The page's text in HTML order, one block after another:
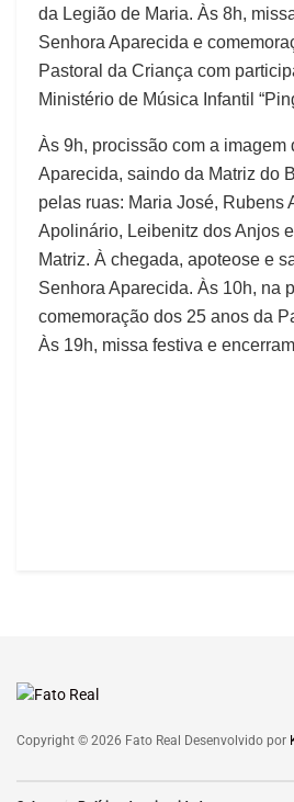
da Legião de Maria. Às 8h,
Senhora Aparecida e
Pastoral da Criança com
Ministério de Música Infantil
Às 9h, procissão com a imagem
Aparecida, saindo da Matriz do
pelas ruas: Maria José, Rubens
Apolinário, Leibenitz dos Anjos
Matriz. À chegada, apoteose e
Senhora Aparecida. Às 10h, na
comemoração dos 25 anos da
Às 19h, missa festiva e
Copyright © 2026 Fato Real Desenvolvido por